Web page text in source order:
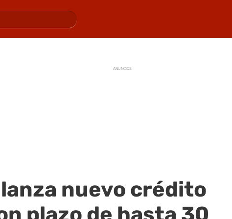
ANUNCIOS
nuevo crédito